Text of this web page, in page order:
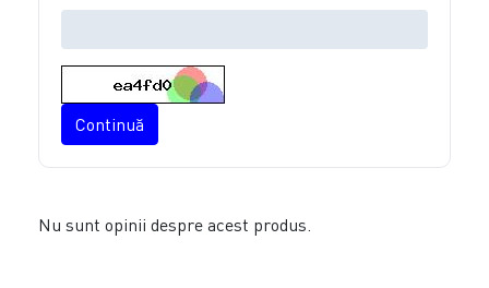
Continuă
Nu sunt opinii despre acest produs.